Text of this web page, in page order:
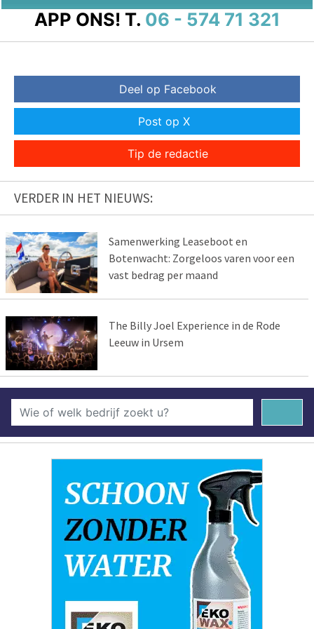
APP ONS! T. 06 - 574 71 321
Deel op Facebook
Post op X
Tip de redactie
VERDER IN HET NIEUWS:
Samenwerking Leaseboot en
Botenwacht: Zorgeloos varen voor een
vast bedrag per maand
The Billy Joel Experience in de Rode
Leeuw in Ursem